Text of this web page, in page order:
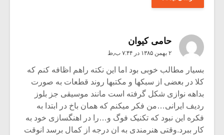
حامی کیوان
۲ بهمن ۱۳۸۵ در ۷:۴۴ ب٫ظ
بسیار مطالب خوبی بود اما این نکته راهم اظافه کنم که
کلا در بعضی از سبکها و مکتبها روند قطعات به صورت
بداهه نوازی شکل گرفته است مانند موسیقی جز بلوز
ردیف ایرانی…من فکر میکنم که همان باخ در ابتدا به
فکره این نبود که تکنیک فوگ و…را در اهنگسازی خود به
کار ببرد.وقتی هنرمندی به ان درجه از کمال برسد انوقت